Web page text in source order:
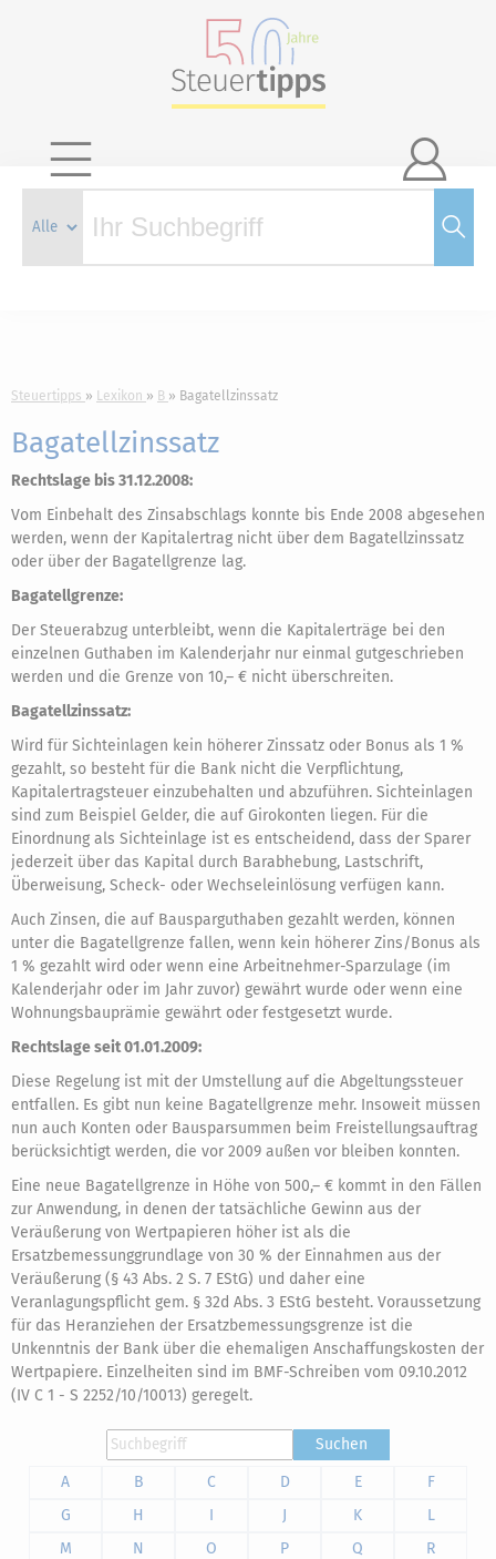

Steuertipps Lexikon B Bagatellzinssatz
Bagatellzinssatz
Rechtslage bis 31.12.2008:
Vom Einbehalt des Zinsabschlags konnte bis Ende 2008 abgesehen
werden, wenn der Kapitalertrag nicht über dem Bagatellzinssatz
oder über der Bagatellgrenze lag.
Bagatellgrenze:
Der Steuerabzug unterbleibt, wenn die Kapitalerträge bei den
einzelnen Guthaben im Kalenderjahr nur einmal gutgeschrieben
werden und die Grenze von 10,– € nicht überschreiten.
Bagatellzinssatz:
Wird für Sichteinlagen kein höherer Zinssatz oder Bonus als 1 %
gezahlt, so besteht für die Bank nicht die Verpflichtung,
Kapitalertragsteuer einzubehalten und abzuführen. Sichteinlagen
sind zum Beispiel Gelder, die auf Girokonten liegen. Für die
Einordnung als Sichteinlage ist es entscheidend, dass der Sparer
jederzeit über das Kapital durch Barabhebung, Lastschrift,
Überweisung, Scheck- oder Wechseleinlösung verfügen kann.
Auch Zinsen, die auf Bausparguthaben gezahlt werden, können
unter die Bagatellgrenze fallen, wenn kein höherer Zins/Bonus als
1 % gezahlt wird oder wenn eine Arbeitnehmer-Sparzulage (im
Kalenderjahr oder im Jahr zuvor) gewährt wurde oder wenn eine
Wohnungsbauprämie gewährt oder festgesetzt wurde.
Rechtslage seit 01.01.2009:
Diese Regelung ist mit der Umstellung auf die Abgeltungssteuer
entfallen. Es gibt nun keine Bagatellgrenze mehr. Insoweit müssen
nun auch Konten oder Bausparsummen beim Freistellungsauftrag
berücksichtigt werden, die vor 2009 außen vor bleiben konnten.
Eine neue Bagatellgrenze in Höhe von 500,– € kommt in den Fällen
zur Anwendung, in denen der tatsächliche Gewinn aus der
Veräußerung von Wertpapieren höher ist als die
Ersatzbemessunggrundlage von 30 % der Einnahmen aus der
Veräußerung (§ 43 Abs. 2 S. 7 EStG) und daher eine
Veranlagungspflicht gem. § 32d Abs. 3 EStG besteht. Voraussetzung
für das Heranziehen der Ersatzbemessungsgrenze ist die
Unkenntnis der Bank über die ehemaligen Anschaffungskosten der
Wertpapiere. Einzelheiten sind im BMF-Schreiben vom 09.10.2012
(IV C 1 - S 2252/10/10013) geregelt.
Suchen
A
B C D E
F
G
H I J K
L
M
N O P Q
R